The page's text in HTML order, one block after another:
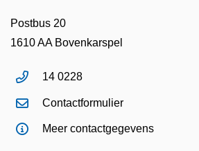
Postbus 20
1610 AA Bovenkarspel
14 0228
Contactformulier
Meer contactgegevens